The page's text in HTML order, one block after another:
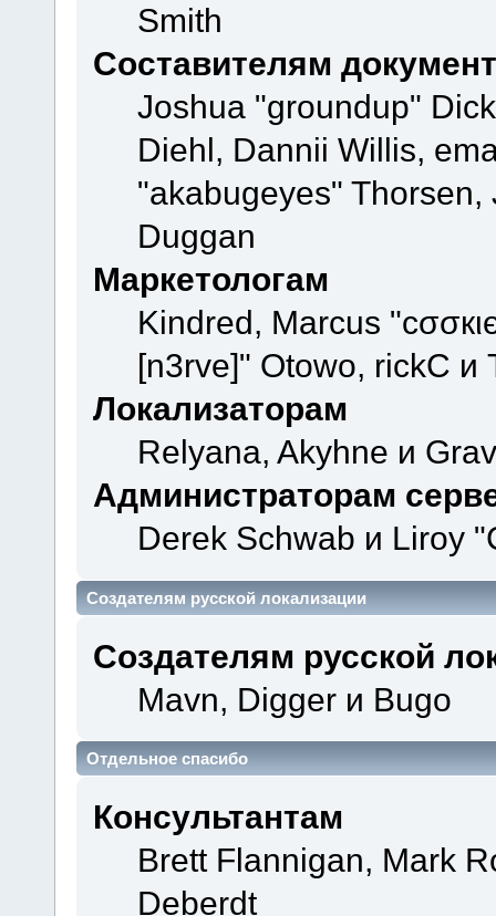
Smith
Составителям
Joshua "groundup"
Diehl, Dannii Willis,
"akabugeyes"
Duggan
Маркетологам
Kindred, Marcus
[n3rve]" Otowo, rickC и
Локализаторам
Relyana, Akyhne и
Администраторам
Derek Schwab и Liroy
Создателям русской локализации
Создателям русской
Mavn, Digger и Bugo
Отдельное спасибо
Консультантам
Brett Flannigan, Mark
Deberdt